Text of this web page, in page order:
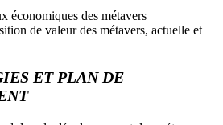
économiques des métavers
de valeur des métavers, actuelle et
ET PLAN DE